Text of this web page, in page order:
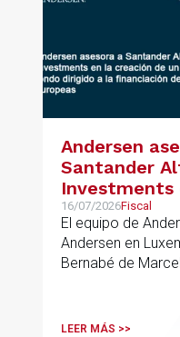
Andersen
Santander
Investments
de un nuevo
la
europeas
16/07/2026Fiscal
El equipo de
Andersen en
Bernabé de
formación del
LEER MÁS >>